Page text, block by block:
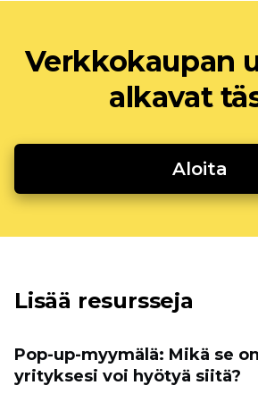
Verkkokaupan
alkavat
Aloita
Lisää resursseja
Pop-up-myymälä: Mikä se
yrityksesi voi hyötyä siitä?